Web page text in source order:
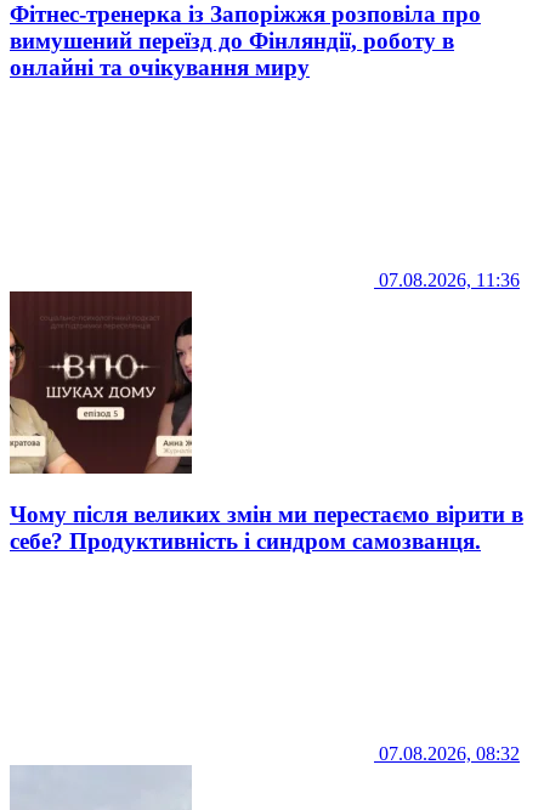
Фітнес-тренерка із Запоріжжя розповіла про
вимушений переїзд до Фінляндії, роботу в
онлайні та очікування миру
07.08.2026, 11:36
Чому після великих змін ми перестаємо вірити в
себе? Продуктивність і синдром самозванця.
07.08.2026, 08:32